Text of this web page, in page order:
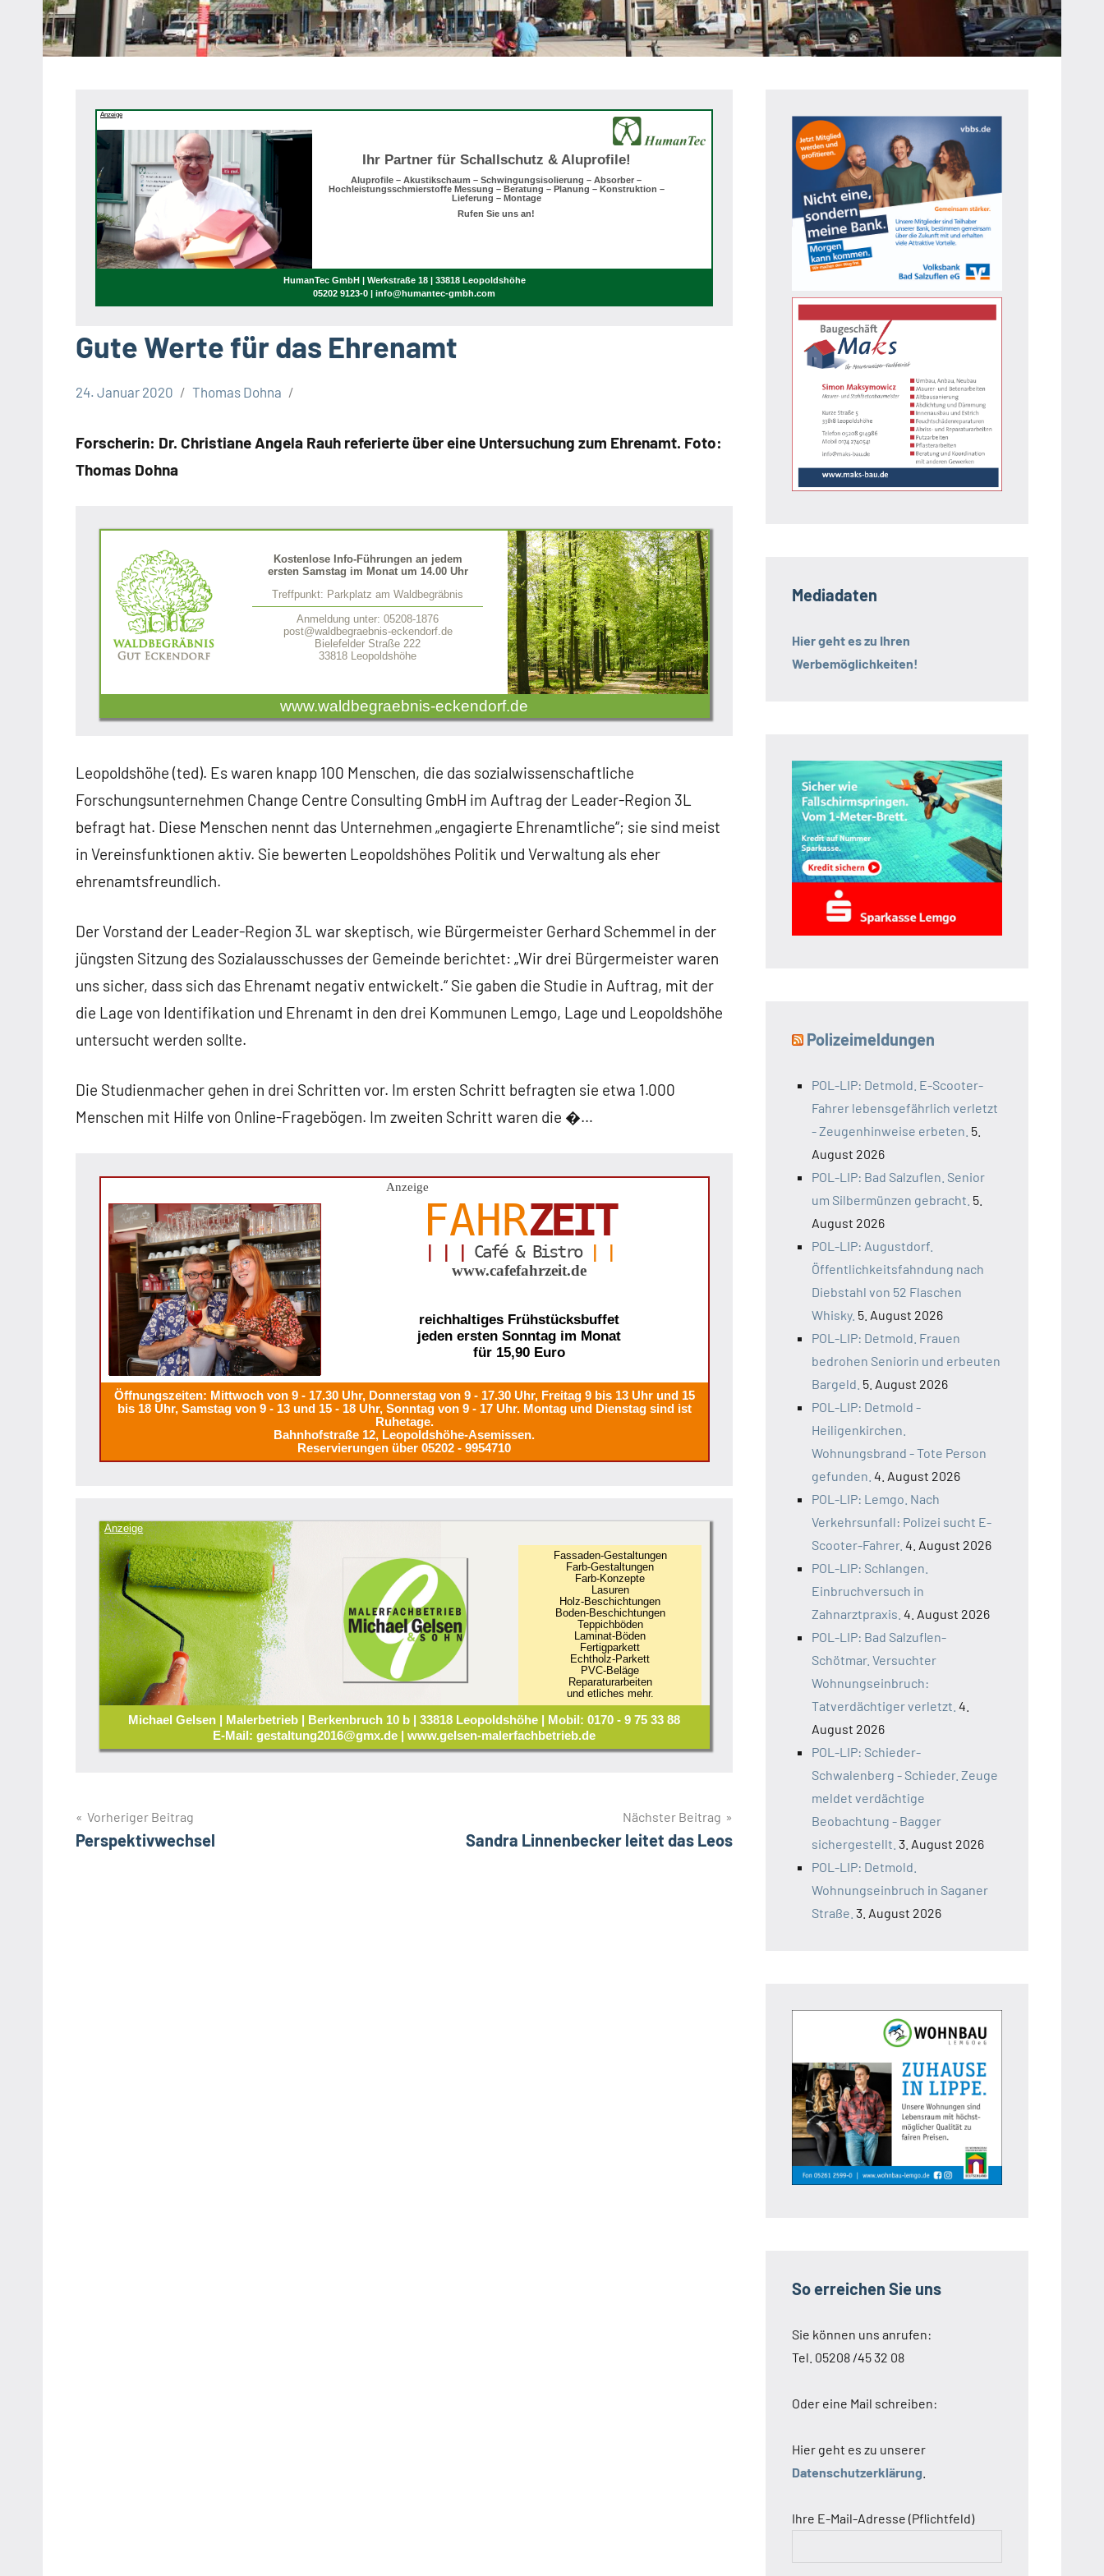
Heipke,
Leopoldshöhe,
Anzeige
Ihr Partner für Schallschutz & Aluprofile!
Aluprofile – Akustikschaum – Schwingungsisolierung – Absorber –
Hochleistungsschmierstoffe Messung – Beratung – Planung – Konstruktion –
Lieferung – Montage
Rufen Sie uns an!
HumanTec GmbH | Werkstraße 18 | 33818 Leopoldshöhe
05202 9123-0 | info@humantec-gmbh.com
Gute Werte für das Ehrenamt
Themen
24. Januar 2020 Thomas Dohna
Forscherin: Dr. Christiane Angela Rauh referierte über eine Untersuchung zum Ehrenamt. Foto:
Thomas Dohna
Kostenlose Info-Führungen an jedem
ersten Samstag im Monat um 14.00 Uhr
Treffpunkt: Parkplatz am Waldbegräbnis
Anmeldung unter: 05208-1876
post@waldbegraebnis-eckendorf.de
Bielefelder Straße 222
33818 Leopoldshöhe
www.waldbegraebnis-eckendorf.de
Leopoldshöhe (ted). Es waren knapp 100 Menschen, die das sozialwissenschaftliche
Forschungsunternehmen Change Centre Consulting GmbH im Auftrag der Leader-Region 3L
befragt hat. Diese Menschen nennt das Unternehmen „engagierte Ehrenamtliche“; sie sind meist
in Vereinsfunktionen aktiv. Sie bewerten Leopoldshöhes Politik und Verwaltung als eher
ehrenamtsfreundlich.
Der Vorstand der Leader-Region 3L war skeptisch, wie Bürgermeister Gerhard Schemmel in der
jüngsten Sitzung des Sozialausschusses der Gemeinde berichtet: „Wir drei Bürgermeister waren
uns sicher, dass sich das Ehrenamt negativ entwickelt.“ Sie gaben die Studie in Auftrag, mit der
die Lage von Identifikation und Ehrenamt in den drei Kommunen Lemgo, Lage und Leopoldshöhe
untersucht werden sollte.
Die Studienmacher gehen in drei Schritten vor. Im ersten Schritt befragten sie etwa 1.000
Menschen mit Hilfe von Online-Fragebögen. Im zweiten Schritt waren die �…
Anzeige
FAHRZEIT
Café & Bistro| |
www.cafefahrzeit.de
reichhaltiges Frühstücksbuffet
jeden ersten Sonntag im Monat
für 15,90 Euro
Öffnungszeiten: Mittwoch von 9 - 17.30 Uhr, Donnerstag von 9 - 17.30 Uhr, Freitag 9 bis 13 Uhr und 15
bis 18 Uhr, Samstag von 9 - 13 und 15 - 18 Uhr, Sonntag von 9 - 17 Uhr. Montag und Dienstag sind ist
Ruhetage.
Bahnhofstraße 12, Leopoldshöhe-Asemissen.
Reservierungen über 05202 - 9954710
Anzeige
Fassaden-Gestaltungen
Farb-Gestaltungen
Farb-Konzepte
Lasuren
Holz-Beschichtungen
Boden-Beschichtungen
Teppichböden
Laminat-Böden
Fertigparkett
Echtholz-Parkett
PVC-Beläge
Reparaturarbeiten
und etliches mehr.
Michael Gelsen | Malerbetrieb | Berkenbruch 10 b | 33818 Leopoldshöhe | Mobil: 0170 - 9 75 33 88
E-Mail: gestaltung2016@gmx.de | www.gelsen-malerfachbetrieb.de
Beitragsnavigation
Vorheriger Beitrag
Perspektivwechsel
Nächster Beitrag
Sandra Linnenbecker leitet das Leos
Mediadaten
Hier geht es zu Ihren
Werbemöglichkeiten!
Polizeimeldungen
POL-LIP: Detmold. E-Scooter-
Fahrer lebensgefährlich verletzt
- Zeugenhinweise erbeten. 5.
August 2026
POL-LIP: Bad Salzuflen. Senior
um Silbermünzen gebracht. 5.
August 2026
POL-LIP: Augustdorf.
Öffentlichkeitsfahndung nach
Diebstahl von 52 Flaschen
Whisky. 5. August 2026
POL-LIP: Detmold. Frauen
bedrohen Seniorin und erbeuten
Bargeld. 5. August 2026
POL-LIP: Detmold -
Heiligenkirchen.
Wohnungsbrand - Tote Person
gefunden. 4. August 2026
POL-LIP: Lemgo. Nach
Verkehrsunfall: Polizei sucht E-
Scooter-Fahrer. 4. August 2026
POL-LIP: Schlangen.
Einbruchversuch in
Zahnarztpraxis. 4. August 2026
POL-LIP: Bad Salzuflen-
Schötmar. Versuchter
Wohnungseinbruch:
Tatverdächtiger verletzt. 4.
August 2026
POL-LIP: Schieder-
Schwalenberg - Schieder. Zeuge
meldet verdächtige
Beobachtung - Bagger
sichergestellt. 3. August 2026
POL-LIP: Detmold.
Wohnungseinbruch in Saganer
Straße. 3. August 2026
So erreichen Sie uns
Sie können uns anrufen:
Tel. 05208 /45 32 08
Oder eine Mail schreiben:
Hier geht es zu unserer
Datenschutzerklärung
Ihre E-Mail-Adresse (Pflichtfeld)